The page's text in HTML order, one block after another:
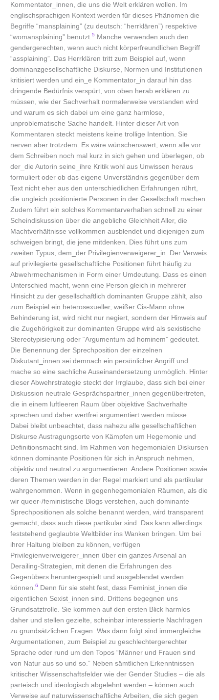
Kommentator_innen, die uns die Welt erklären wollen. Im
englischsprachigen Kontext werden für dieses Phänomen die
Begriffe “mansplaining” (zu deutsch: “herrklären”) respektive
“womansplaining” benutzt.5 Manche verwenden auch den
gendergerechten, wenn auch nicht körperfreundlichen Begriff
“assplaining”. Das Herrklären tritt zum Beispiel auf, wenn
dominanzgesellschaftliche Diskurse, Normen und Institutionen
kritisiert werden und ein_e Kommentator_in darauf hin das
dringende Bedürfnis verspürt, von oben herab erklären zu
müssen, wie der Sachverhalt normalerweise verstanden wird
und warum es sich dabei um eine ganz harmlose,
unproblematische Sache handelt. Hinter dieser Art von
Kommentaren steckt meistens keine trollige Intention. Sie
nerven aber trotzdem. Es wäre wünschenswert, wenn alle vor
dem Schreiben noch mal kurz in sich gehen und überlegen, ob
der_die Autorin seine_ihre Kritik wohl aus Unwissen heraus
formuliert oder ob das eigene Unverständnis gegenüber dem
Text nicht eher aus den unterschiedlichen Erfahrungen rührt,
die ungleich positionierte Personen in der Gesellschaft machen.
Zudem führt ein solches Kommentarverhalten schnell zu einer
Scheindiskussion über die angebliche Gleichheit Aller, die
Machtverhältnisse vollkommen ausblendet und diejenigen zum
schweigen bringt, die jene mitdenken. Dies führt uns zum
zweiten Typus, dem_der Privilegienverweigerer_in. Der Verweis
auf privilegierte gesellschaftliche Positionen führt häufig zu
Abwehrmechanismen in Form einer Umdeutung. Dass es einen
Unterschied macht, wenn eine Person gleich in mehrerer
Hinsicht zu der gesellschaftlich dominanten Gruppe zählt, also
zum Beispiel ein heterosexueller, weißer Cis-Mann ohne
Behinderung ist, wird nicht nur negiert, sondern der Hinweis auf
die Zugehörigkeit zur dominanten Gruppe wird als sexistische
Stereotypisierung oder “Argumentum ad hominem” gedeutet.
Die Benennung der Sprechposition der einzelnen
Diskutant_innen sei demnach ein persönlicher Angriff und
mache so eine sachliche Auseinandersetzung unmöglich. Hinter
dieser Abwehrstrategie steckt der Irrglaube, dass sich bei einer
Diskussion neutrale Gesprächspartner_innen gegenübertreten,
die in einem luftleeren Raum über objektive Sachverhalte
sprechen und daher wertfrei argumentiert werden müsse.
Dabei bleibt unbeachtet, dass nahezu alle gesellschaftlichen
Diskurse Austragungsorte von Kämpfen um Hegemonie und
Definitionsmacht sind. Im Rahmen von hegemonialen Diskursen
können dominante Positionen für sich in Anspruch nehmen,
objektiv und neutral zu argumentieren. Andere Positionen sowie
deren Themen werden in der Regel markiert und als partikular
wahrgenommen. Wenn in gegenhegemonialen Räumen, als die
wir queer-/feministische Blogs verstehen, auch dominante
Sprechpositionen als solche benannt werden, wird transparent
gemacht, dass auch diese partikular sind. Das kann allerdings
feststehend geglaubte Weltbilder ins Wanken bringen. Um bei
ihrer Haltung bleiben zu können, verfügen
Privilegienverweigerer_innen über ein ganzes Arsenal an
Derailing-Strategien, mit denen die Erfahrungen des
Gegenübers heruntergespielt und ausgeblendet werden
können.6 Denn für sie steht fest, dass Feminist_innen die
eigentlichen Sexist_innen sind. Drittens begegnen uns
Grundsatztrolle. Sie kommen auf den ersten Blick harmlos
daher und stellen gezielte, scheinbar interessierte Nachfragen
zu grundsätzlichen Fragen. Was dann folgt sind immergleiche
Argumentationen, zum Beispiel zu geschlechtergerechter
Sprache oder rund um den Topos “Männer und Frauen sind
von Natur aus so und so.” Neben sämtlichen Erkenntnissen
kritischer Wissenschaftsfelder wie der Gender Studies – die als
parteisch und ideologisch abgelehnt werden – können auch
Verweise auf naturwissenschaftliche Arbeiten, die sich gegen